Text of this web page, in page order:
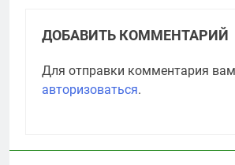
ДОБАВИТЬ КОММЕНТАРИЙ
Для отправки комментария
авторизоваться.